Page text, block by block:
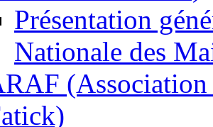
Présentation
Nationale des
(Association